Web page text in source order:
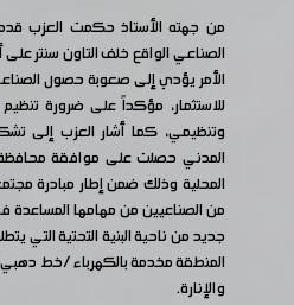
من جهته الأستاذ حكمت العزب
الصناعي الواقع خلف التاون سنتر
الأمر يؤدي إلى صعوبة حصول
للاستثمار، مؤكداً على ضرورة
وتنظيمي، كما أشار العزب إلى
المدني حصلت على موافقة
المحلية وذلك ضمن إطار مبادرة
من الصناعيين من مهامها
جديد من ناحية البنية التحتية التي
المنطقة مخدمة بالكهرباء /خط
والإنارة.